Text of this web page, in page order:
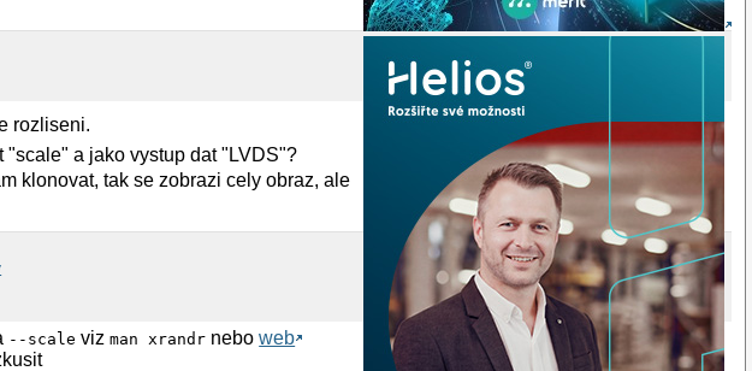
rozliseni.
a jako vystup dat "LVDS"?
klonovat, tak se zobrazi cely obraz, ale
--scale vizman xrandr neboweb